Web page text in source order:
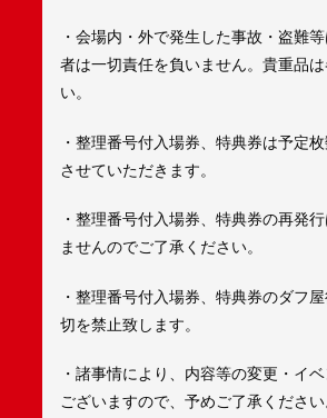
・会場内・外で発生した事故・盗難
者は一切責任を負いません。貴重品
い。
・整理番号付入場券、特典券は予定
させていただきます。
・整理番号付入場券、特典券の再発
ませんのでご了承ください。
・整理番号付入場券、特典券のダフ
切を禁止致します。
・諸事情により、内容等の変更・イ
ございますので、予めご了承ください